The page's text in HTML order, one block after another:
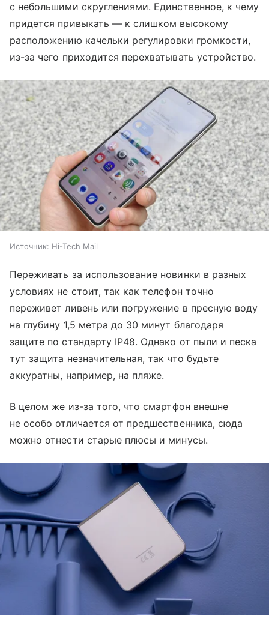
с небольшими скруглениями. Единственное, к чему
придется привыкать — к слишком высокому
расположению качельки регулировки громкости,
из-за чего приходится перехватывать устройство.
Источник: Hi-Tech Mail
Переживать за использование новинки в разных
условиях не стоит, так как телефон точно
переживет ливень или погружение в пресную воду
на глубину 1,5 метра до 30 минут благодаря
защите по стандарту IP48. Однако от пыли и песка
тут защита незначительная, так что будьте
аккуратны, например, на пляже.
В целом же из-за того, что смартфон внешне
не особо отличается от предшественника, сюда
можно отнести старые плюсы и минусы.